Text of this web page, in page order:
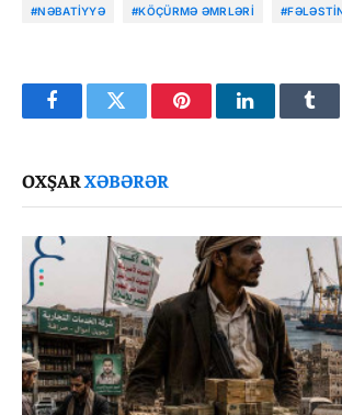
#NƏBATIYYƏ #KÖÇÜRMƏ ƏMRLƏRI
FacebookTwitter PinterestLinkedIn
OXŞARXƏBƏRƏR